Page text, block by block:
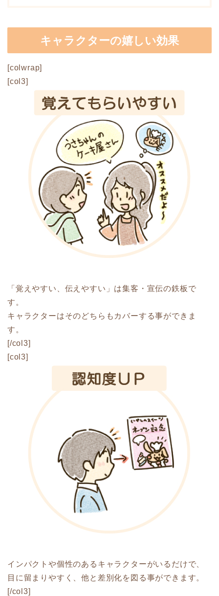
キャラクターの嬉しい効果
[colwrap]
[col3]
「覚えやすい、伝えやすい」は集客・宣伝の鉄板で
す。
キャラクターはそのどちらもカバーする事ができま
す。
[/col3]
[col3]
インパクトや個性のあるキャラクターがいるだけで、
目に留まりやすく、他と差別化を図る事ができます。
[/col3]